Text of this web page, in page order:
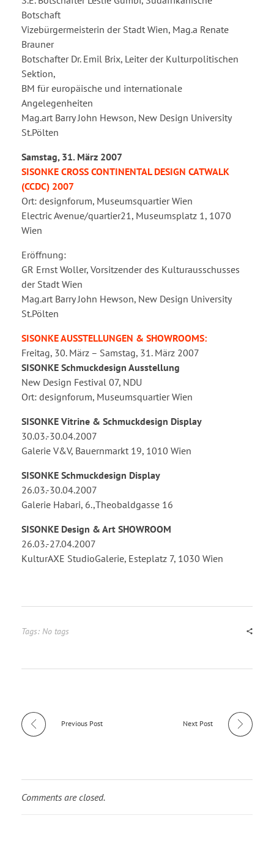
Botschaft
Vizebürgermeisterin der Stadt Wien, Mag.a Renate
Brauner
Botschafter Dr. Emil Brix, Leiter der Kulturpolitischen
Sektion,
BM für europäische und internationale
Angelegenheiten
Mag.art Barry John Hewson, New Design University
St.Pölten
Samstag, 31. März 2007
SISONKE CROSS CONTINENTAL DESIGN CATWALK
(CCDC) 2007
Ort: designforum, Museumsquartier Wien
Electric Avenue/quartier21, Museumsplatz 1, 1070
Wien
Eröffnung:
GR Ernst Woller, Vorsitzender des Kulturausschusses
der Stadt Wien
Mag.art Barry John Hewson, New Design University
St.Pölten
SISONKE AUSSTELLUNGEN & SHOWROOMS:
Freitag, 30. März – Samstag, 31. März 2007
SISONKE Schmuckdesign Ausstellung
New Design Festival 07, NDU
Ort: designforum, Museumsquartier Wien
SISONKE Vitrine & Schmuckdesign Display
30.03.-30.04.2007
Galerie V&V, Bauernmarkt 19, 1010 Wien
SISONKE Schmuckdesign Display
26.03.-30.04.2007
Galerie Habari, 6.,Theobaldgasse 16
SISONKE Design & Art SHOWROOM
26.03.-27.04.2007
KulturAXE StudioGalerie, Esteplatz 7, 1030 Wien
Tags: No tags
Previous Post Next Post
Comments are closed.